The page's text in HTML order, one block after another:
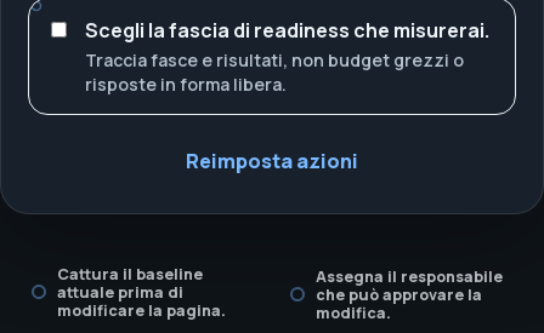
Scegli la fascia di readiness che misurerai.
Traccia fasce e risultati, non budget grezzi o
risposte in forma libera.
Reimposta azioni
Cattura il baseline
attuale prima di
modificare la pagina.
Assegna il responsabile
che può approvare la
modifica.